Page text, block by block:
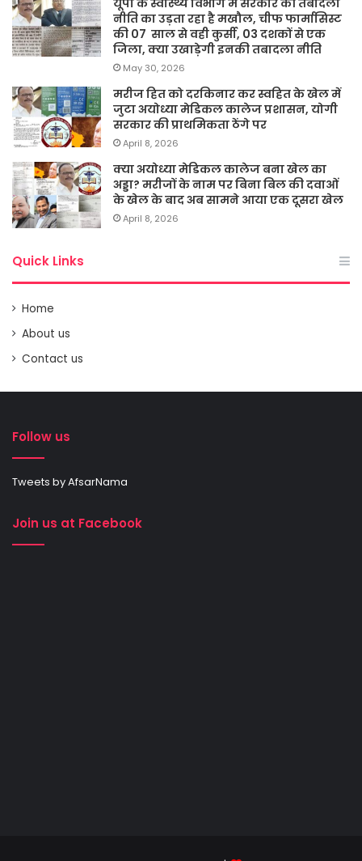
नीति का उड़ता रहा है मखौल, चीफ फार्मासिस्ट
की 07 साल से वही कुर्सी, 03 दशकों से एक
जिला, क्या उखाड़ेगी इनकी तबादला नीति
May 30, 2026
मरीज हित को दरकिनार कर स्वहित के खेल में
जुटा अयोध्या मेडिकल कालेज प्रशासन, योगी
सरकार की प्राथमिकता ठेंगे पर
April 8, 2026
क्या अयोध्या मेडिकल कालेज बना खेल का
अड्डा? मरीजों के नाम पर बिना बिल की दवाओं
के खेल के बाद अब सामने आया एक दूसरा खेल
April 8, 2026
Quick Links
Home
About us
Contact us
Follow us
Tweets by AfsarNama
Join us at Facebook